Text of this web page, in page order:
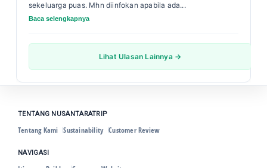
sekeluarga puas. Mhn diinfokan apabila ada...
Baca selengkapnya
Lihat Ulasan Lainnya →
TENTANG NUSANTARATRIP
Tentang Kami Sustainability Customer Review
NAVIGASI